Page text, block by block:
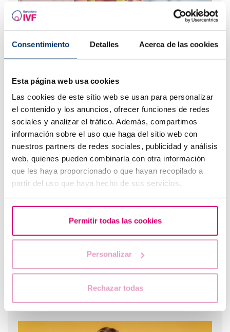
Consentimiento Detalles Acerca de las cookies
Esta página web usa cookies
Las cookies de este sitio web se usan para personalizar
el contenido y los anuncios, ofrecer funciones de redes
sociales y analizar el tráfico. Además, compartimos
información sobre el uso que haga del sitio web con
nuestros partners de redes sociales, publicidad y análisis
web, quienes pueden combinarla con otra información
que les haya proporcionado o que hayan recopilado a
partir del uso que haya hecho de sus servicios.
Permitir todas las cookies
Personalizar
Rechazar todas
Progesterona, ¿cuándo hay que utilizarla?
Cuando hacer un test de embarazo tras una FIV
Nuevo embarazo tras un aborto bioquímico